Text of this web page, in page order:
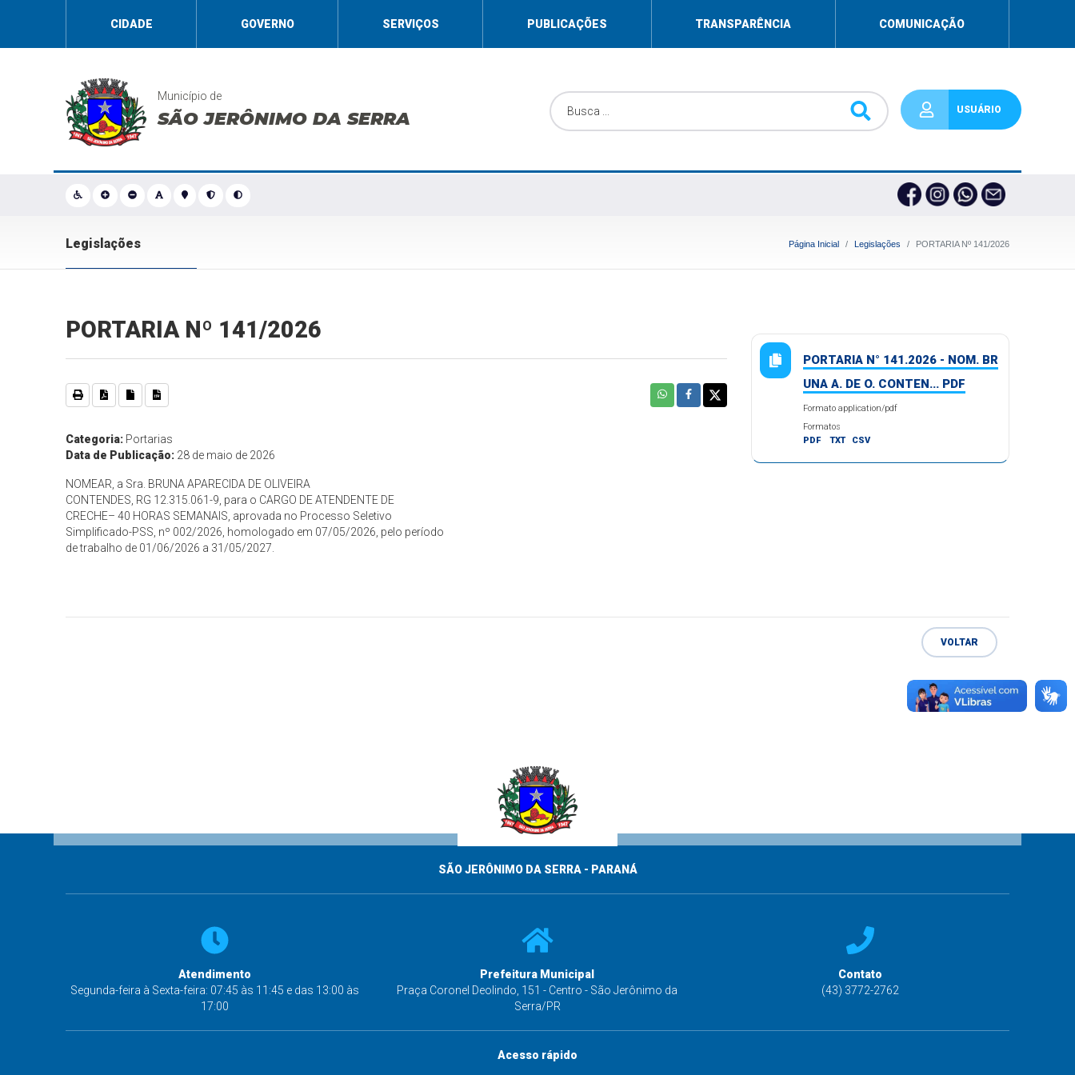
CIDADE GOVERNO SERVIÇOS PUBLICAÇÕES TRANSPARÊNCIA COMUNICAÇÃO
Município de
SÃO JERÔNIMO DA SERRA USUÁRIO
Legislações Página Inicial Legislações PORTARIA Nº 141/2026
PORTARIA Nº 141/2026
Categoria: Portarias
Data de Publicação: 28 de maio de 2026
NOMEAR, a Sra. BRUNA APARECIDA DE OLIVEIRA
CONTENDES, RG 12.315.061-9, para o CARGO DE ATENDENTE DE
CRECHE– 40 HORAS SEMANAIS, aprovada no Processo Seletivo
Simplificado-PSS, nº 002/2026, homologado em 07/05/2026, pelo período
de trabalho de 01/06/2026 a 31/05/2027.
PORTARIA N° 141.2026 - NOM. BR
UNA A. DE O. CONTEN... PDF
Formato application/pdf
Formatos
PDF
TXT CSV
VOLTAR
SÃO JERÔNIMO DA SERRA - PARANÁ
Atendimento
Segunda-feira à Sexta-feira: 07:45 às 11:45 e das 13:00 às
17:00
Prefeitura Municipal
Praça Coronel Deolindo, 151 - Centro - São Jerônimo da
Serra/PR
Contato
(43) 3772-2762
Acesso rápido